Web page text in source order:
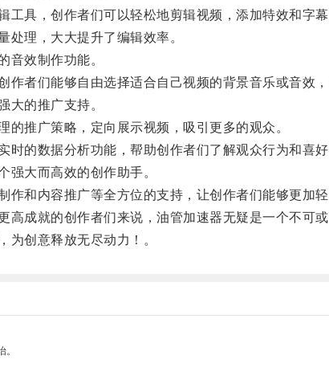
具，创作者们可以轻松地剪辑视频，添加特效和字幕
理，大大提升了编辑效率。
效制作功能。
者们能够自由选择适合自己视频的背景音乐或音效，
的推广支持。
推广策略，定向展示视频，吸引更多的观众。
的数据分析功能，帮助创作者们了解观众行为和喜好
大而高效的创作助手。
和内容推广等全方位的支持，让创作者们能够更加轻
成就的创作者们来说，油管加速器无疑是一个不可或
创意释放无尽动力！。